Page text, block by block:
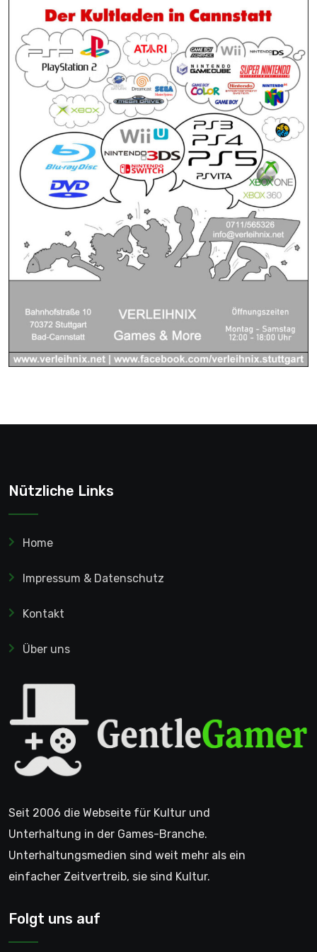
Nützliche Links
Home
Impressum & Datenschutz
Kontakt
Über uns
Seit 2006 die Webseite für Kultur und
Unterhaltung in der Games-Branche.
Unterhaltungsmedien sind weit mehr als ein
einfacher Zeitvertreib, sie sind Kultur.
Folgt uns auf